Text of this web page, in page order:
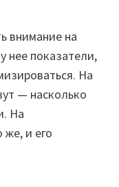
внимание на
нее показатели,
На
— насколько
На
же, и его